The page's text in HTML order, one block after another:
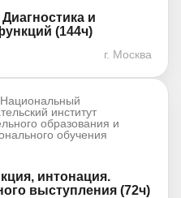
и
(144ч)
г. Москва
институт
образования и
обучения
интонация.
выступления (72ч)